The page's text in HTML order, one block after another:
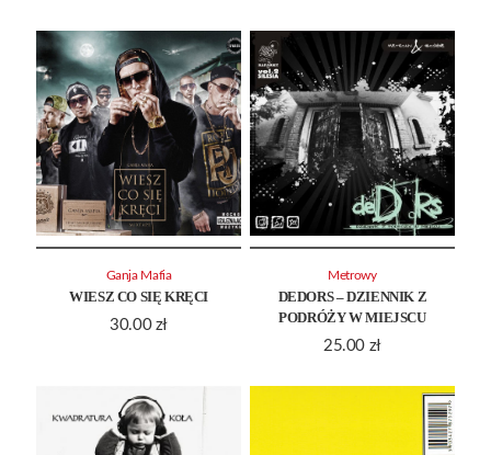
WIESZ CO SIĘ KRĘCI
30.00 zł
Ganja Mafia
DEDORS – DZIENNIK Z
PODRÓŻY W MIEJSCU
25.00 zł
Metrowy